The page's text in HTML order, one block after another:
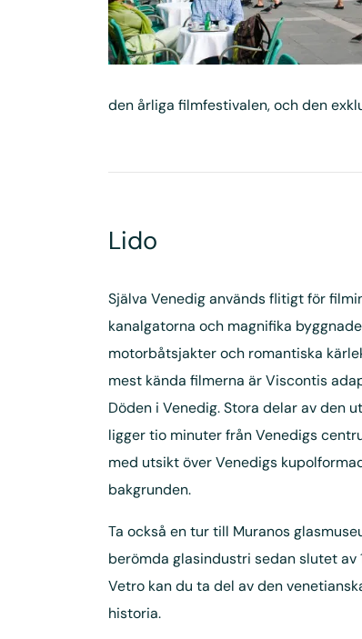
den årliga filmfestivalen, och den
Lido
Själva Venedig används flitigt för
kanalgatorna och magnifika
motorbåtsjakter och romantiska
mest kända filmerna är Viscontis
Döden i Venedig. Stora delar av den
ligger tio minuter från Venedigs
med utsikt över Venedigs
bakgrunden.
Ta också en tur till Muranos
berömda glasindustri sedan slutet
Vetro kan du ta del av den
historia.